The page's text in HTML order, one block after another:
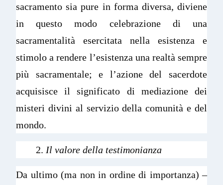
sacramento sia pure in forma diversa, diviene
in questo modo celebrazione di una
sacramentalità esercitata nella esistenza e
stimolo a rendere l’esistenza una realtà sempre
più sacramentale; e l’azione del sacerdote
acquisisce il significato di mediazione dei
misteri divini al servizio della comunità e del
mondo.
2. Il valore della testimonianza
Da ultimo (ma non in ordine di importanza) –